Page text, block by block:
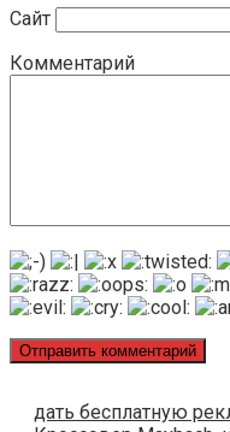
Сайт
Комментарий
дать бесплатную